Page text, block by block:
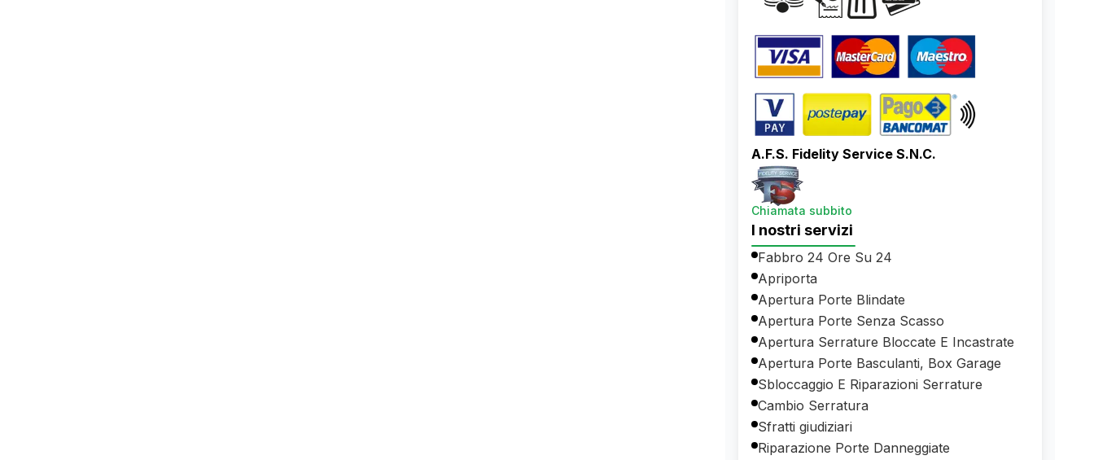
A.F.S. Fidelity Service S.N.C.
Chiamata subbito
I nostri servizi
Fabbro 24 Ore Su 24
Apriporta
Apertura Porte Blindate
Apertura Porte Senza Scasso
Apertura Serrature Bloccate E Incastrate
Apertura Porte Basculanti, Box Garage
Sbloccaggio E Riparazioni Serrature
Cambio Serratura
Sfratti giudiziari
Riparazione Porte Danneggiate